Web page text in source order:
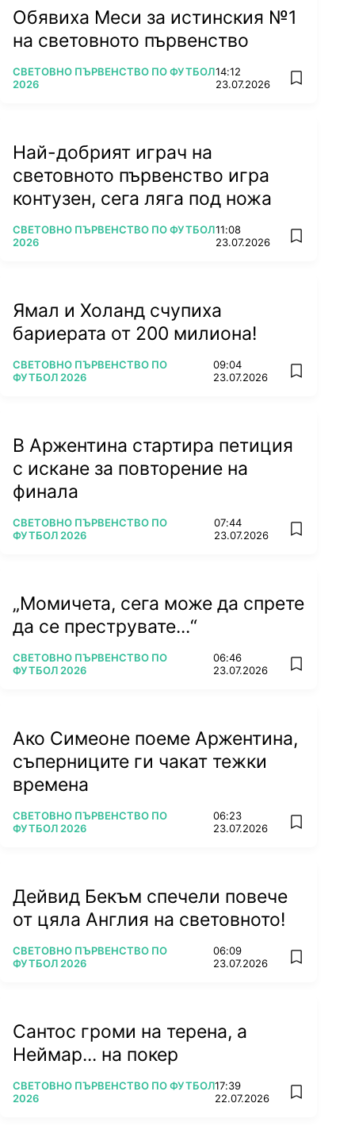
Обявиха Меси за истинския №1
на световното първенство
ПОВЕЧЕ ОТ
СВЕТОВНО ПЪРВЕНСТВО ПО ФУТБОЛ
2026
14:12
23.07.2026
add
Най-добрият играч на
световното първенство игра
контузен, сега ляга под ножа
ПОВЕЧЕ ОТ
СВЕТОВНО ПЪРВЕНСТВО ПО ФУТБОЛ
2026
11:08
23.07.2026
add
Ямал и Холанд счупиха
бариерата от 200 милиона!
ПОВЕЧЕ ОТ
СВЕТОВНО ПЪРВЕНСТВО ПО
ФУТБОЛ 2026
09:04
23.07.2026
add
В Аржентина стартира петиция
с искане за повторение на
финала
ПОВЕЧЕ ОТ
СВЕТОВНО ПЪРВЕНСТВО ПО
ФУТБОЛ 2026
07:44
23.07.2026
add
„Момичета, сега може да спрете
да се преструвате...“
ПОВЕЧЕ ОТ
СВЕТОВНО ПЪРВЕНСТВО ПО
ФУТБОЛ 2026
06:46
23.07.2026
add
Ако Симеоне поеме Аржентина,
съперниците ги чакат тежки
времена
ПОВЕЧЕ ОТ
СВЕТОВНО ПЪРВЕНСТВО ПО
ФУТБОЛ 2026
06:23
23.07.2026
add
Дейвид Бекъм спечели повече
от цяла Англия на световното!
ПОВЕЧЕ ОТ
СВЕТОВНО ПЪРВЕНСТВО ПО
ФУТБОЛ 2026
06:09
23.07.2026
add
Сантос громи на терена, а
Неймар... на покер
ПОВЕЧЕ ОТ
СВЕТОВНО ПЪРВЕНСТВО ПО ФУТБОЛ
2026
17:39
22.07.2026
add